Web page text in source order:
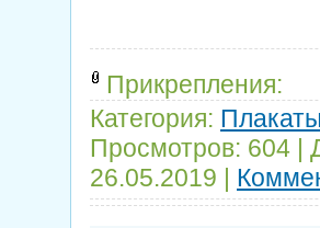
Прикрепления:
Категория:
Просмотров: 604
26.05.2019